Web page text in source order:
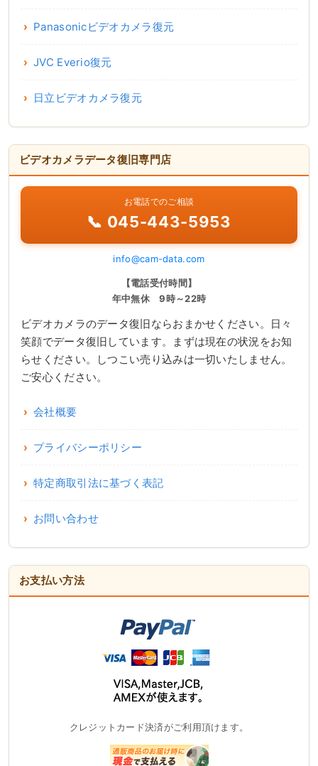
Panasonicビデオカメラ復元
JVC Everio復元
日立ビデオカメラ復元
ビデオカメラデータ復旧専門店
お電話でのご相談
📞 045-443-5953
info@cam-data.com
【電話受付時間】
年中無休 9時～22時
ビデオカメラのデータ復旧ならおまかせください。日々
笑顔でデータ復旧しています。まずは現在の状況をお知
らせください。しつこい売り込みは一切いたしません。
ご安心ください。
会社概要
プライバシーポリシー
特定商取引法に基づく表記
お問い合わせ
お支払い方法
クレジットカード決済がご利用頂けます。